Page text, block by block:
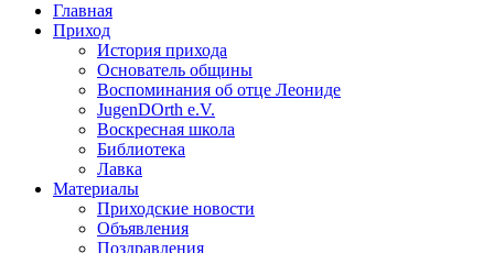
Главная
Приход
История прихода
Основатель общины
Воспоминания об отце Леониде
JugenDOrth e.V.
Воскресная школа
Библиотека
Лавка
Материалы
Приходские новости
Объявления
Поздравления